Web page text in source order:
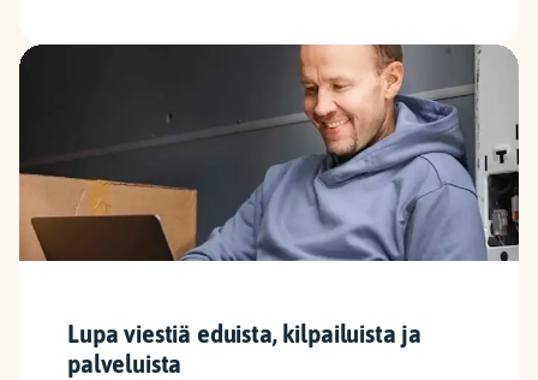
Lupa viestiä eduista, kilpailuista ja
palveluista